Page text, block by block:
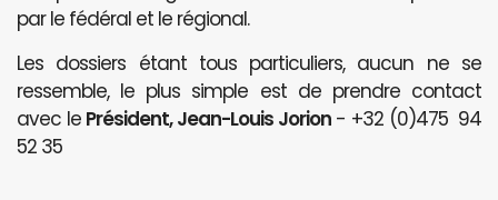
par le fédéral et le régional.
Les dossiers étant tous particuliers, aucun ne se
ressemble, le plus simple est de prendre contact
avec le Président, Jean-Louis Jorion- +32 (0)475 94
52 35